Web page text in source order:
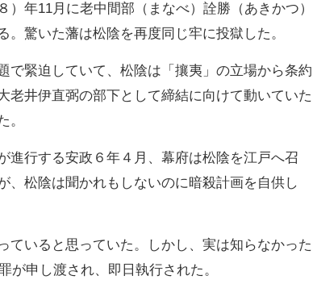
）年11月に老中間部（まなべ）詮勝（あきかつ）
。驚いた藩は松陰を再度同じ牢に投獄した。
緊迫していて、松陰は「攘夷」の立場から条約
老井伊直弼の部下として締結に向けて動いていた
。
行する安政６年４月、幕府は松陰を江戸へ召
、松陰は聞かれもしないのに暗殺計画を自供し
いると思っていた。しかし、実は知らなかった
が申し渡され、即日執行された。